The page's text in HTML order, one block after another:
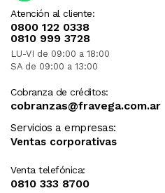
Atención al cliente:
0800 122 0338
0810 999 3728
LU-VI de 09:00 a 18:00
SA de 09:00 a 13:00
Cobranza de créditos:
cobranzas@fravega.com.ar
Servicios a empresas:
Ventas corporativas
Venta telefónica:
0810 333 8700